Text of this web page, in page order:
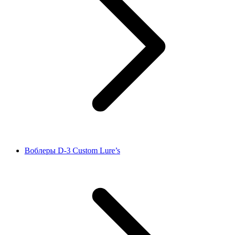
Воблеры D‑3 Custom Lure’s